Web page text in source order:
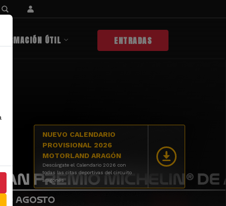
ÚTIL ENTRADAS
NUEVO CALENDARIO
PROVISIONAL 2026
MOTORLAND ARAGÓN
Descárgate el Calendario 2026 con
todas las citas deportivas del circuito
aragonés